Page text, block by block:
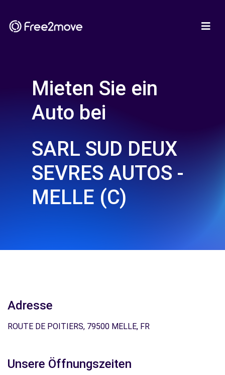
Mieten Sie ein
Auto bei
SARL SUD DEUX
SEVRES AUTOS -
MELLE (C)
Adresse
ROUTE DE POITIERS, 79500 MELLE, FR
Unsere Öffnungszeiten